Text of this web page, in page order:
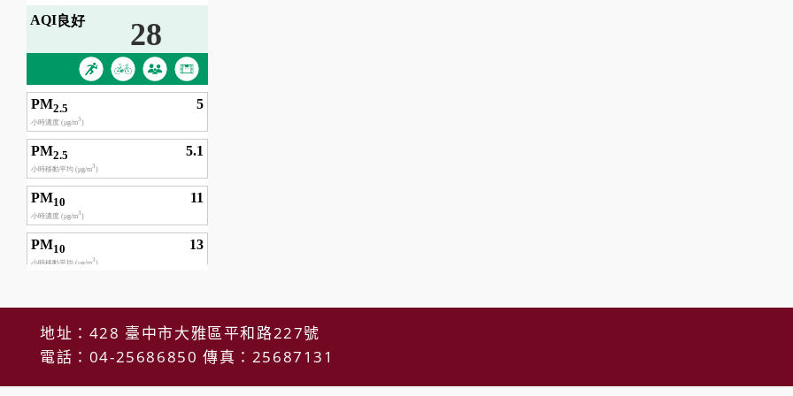
地址：428 臺中市大雅區平和路227號
電話：04-25686850 傳真：25687131